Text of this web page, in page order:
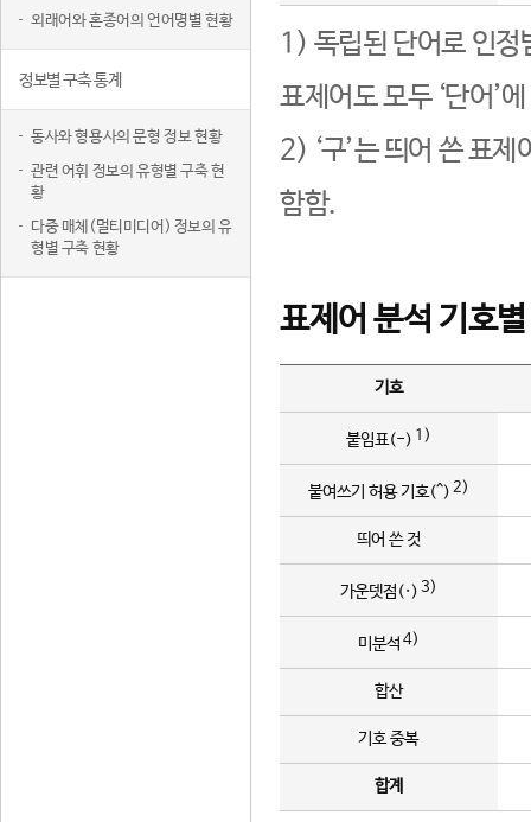
외래어와 혼종어의 언어명별 현황
정보별 구축 통계
동사와 형용사의 문형 정보 현황
관련 어휘 정보의 유형별 구축 현
황
다중 매체(멀티미디어) 정보의 유
형별 구축 현황
1) 독립된 단어로 인정
표제어도 모두 ‘단어’
2) ‘구’는 띄어 쓴 표
함함.
표제어 분석 기호
기호
붙임표(-) 1)
붙여쓰기 허용 기호(^) 2)
띄어 쓴 것
가운뎃점(·) 3)
미분석 4)
합산
기호 중복
합계